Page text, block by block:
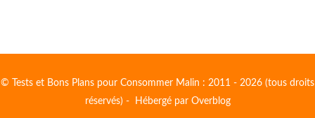
© Tests et Bons Plans pour Consommer Malin : 2011 - 2026 (tous droits
réservés) - Hébergé par Overblog